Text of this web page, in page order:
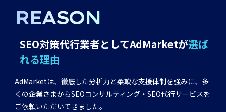
REASON
SEO対策代行業者としてAdMarketが選ば
れる理由
AdMarketは、徹底した分析力と柔軟な支援体制を強みに、多
くの企業さまからSEOコンサルティング・SEO代行サービスを
ご依頼いただいてきました。